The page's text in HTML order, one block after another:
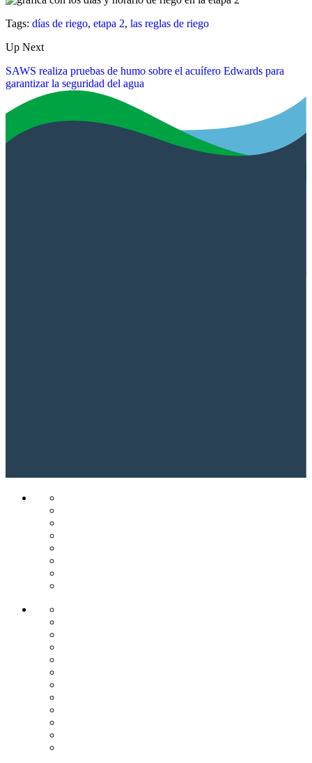
Tags: días de riego, etapa 2, las reglas de riego
Up Next
SAWS realiza pruebas de humo sobre el acuífero Edwards para
garantizar la seguridad del agua